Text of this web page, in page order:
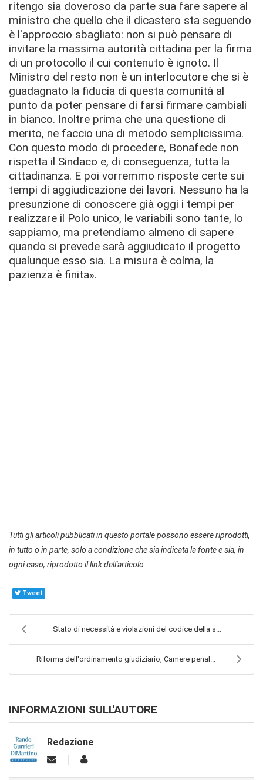
ritengo sia doveroso da parte sua fare sapere al
ministro che quello che il dicastero sta seguendo
è l'approccio sbagliato: non si può pensare di
invitare la massima autorità cittadina per la firma
di un protocollo il cui contenuto è ignoto. Il
Ministro del resto non è un interlocutore che si è
guadagnato la fiducia di questa comunità al
punto da poter pensare di farsi firmare cambiali
in bianco. Inoltre prima che una questione di
merito, ne faccio una di metodo semplicissima.
Con questo modo di procedere, Bonafede non
rispetta il Sindaco e, di conseguenza, tutta la
cittadinanza. E poi vorremmo risposte certe sui
tempi di aggiudicazione dei lavori. Nessuno ha la
presunzione di conoscere già oggi i tempi per
realizzare il Polo unico, le variabili sono tante, lo
sappiamo, ma pretendiamo almeno di sapere
quando si prevede sarà aggiudicato il progetto
qualunque esso sia. La misura è colma, la
pazienza è finita».
Tutti gli articoli pubblicati in questo portale possono essere riprodotti,
in tutto o in parte, solo a condizione che sia indicata la fonte e sia, in
ogni caso, riprodotto il link dell'articolo.
Tweet
Stato di necessità e violazioni del codice della s...
Riforma dell'ordinamento giudiziario, Camere penal...
INFORMAZIONI SULL'AUTORE
Redazione